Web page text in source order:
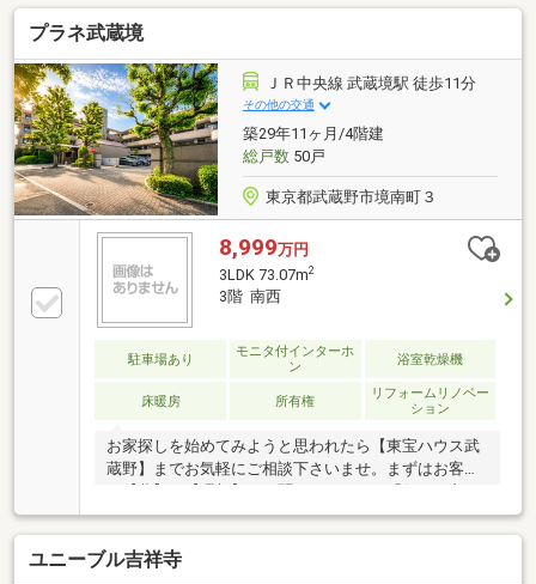
食洗機付き 浴室換気乾燥機、照明器具、給水・給湯
管交換も記載◆ペット可【地域密着44年】西荻窪の昭
和建物です。杉並・中野・武蔵野・練馬に特化し、不
動産購入や買換えを丁寧にサポート。地域情報にも精
通したスタッフがご提案します。お気軽にご相談くだ
さい。
プラネ武蔵境
ＪＲ中央線 武蔵境駅 徒歩11分
その他の交通
築29年11ヶ月/4階建
総戸数50戸
東京都武蔵野市境南町３
8,999万円
3LDK 73.07m2
3階 南西
駐車場あり
モニタ付インターホ
ン
浴室乾燥機
床暖房 所有権
リフォームリノベー
ション
お家探しを始めてみようと思われたら【東宝ハウス武
蔵野】までお気軽にご相談下さいませ。まずはお客様
った！会って良かった！そして楽しかった！」と思っ
て頂けるようスタッフ一同【夢に！人に！住まいに本
気です！！】【資料請求】又は【見学予約】ボタンを
ユニーブル吉祥寺